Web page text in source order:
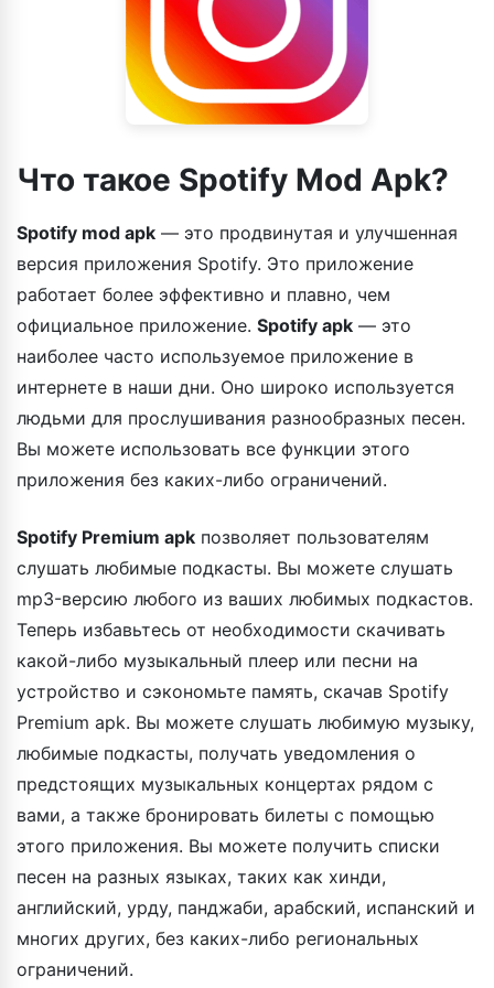
Что такое Spotify Mod Apk?
Spotify mod apk — это продвинутая и улучшенная
версия приложения Spotify. Это приложение
работает более эффективно и плавно, чем
официальное приложение. Spotify apk — это
наиболее часто используемое приложение в
интернете в наши дни. Оно широко используется
людьми для прослушивания разнообразных песен.
Вы можете использовать все функции этого
приложения без каких-либо ограничений.
Spotify Premium apk позволяет пользователям
слушать любимые подкасты. Вы можете слушать
mp3-версию любого из ваших любимых подкастов.
Теперь избавьтесь от необходимости скачивать
какой-либо музыкальный плеер или песни на
устройство и сэкономьте память, скачав Spotify
Premium apk. Вы можете слушать любимую музыку,
любимые подкасты, получать уведомления о
предстоящих музыкальных концертах рядом с
вами, а также бронировать билеты с помощью
этого приложения. Вы можете получить списки
песен на разных языках, таких как хинди,
английский, урду, панджаби, арабский, испанский и
многих других, без каких-либо региональных
ограничений.